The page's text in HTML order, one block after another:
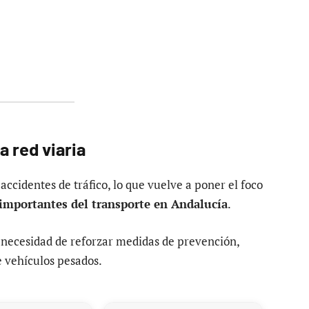
red viaria
de tráfico, lo que vuelve a poner el foco
del transporte en Andalucía.
de reforzar medidas de prevención,
pesados.